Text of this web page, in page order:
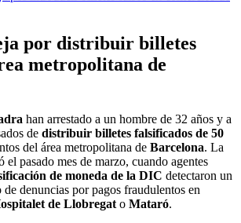
por distribuir billetes
metropolitana de
han arrestado a un hombre de 32 años y a
de distribuir billetes falsificados de 50
del área metropolitana de Barcelona. La
pasado mes de marzo, cuando agentes
de moneda de la DIC detectaron un
denuncias por pagos fraudulentos en
de Llobregat o Mataró.